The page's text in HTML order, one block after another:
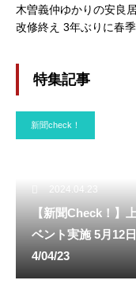
木曽義仲ゆかりの安良
改修終え 3年ぶりに春
特集記事
新聞check！
2024.04.23
【新聞Check！】
ベント実施 5月12
4/04/23